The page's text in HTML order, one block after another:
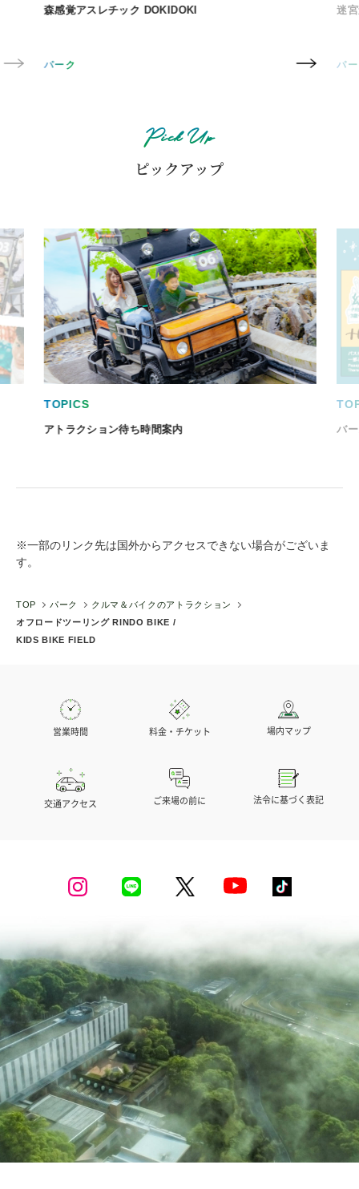
森感覚アスレチック DOKIDOKI
パーク
迷
パ
Pick Up
ピックアップ
TOPICS
アトラクション待ち時間案内 バ
※一部のリンク先は国外からアクセスできない場合がございま
す。
TOP パーク クルマ＆バイクのアトラクション
オフロードツーリング RINDO BIKE /
KIDS BIKE FIELD
営業時間 料金・チケット 場内マップ
交通アクセス ご来場の前に 法令に基づく表記